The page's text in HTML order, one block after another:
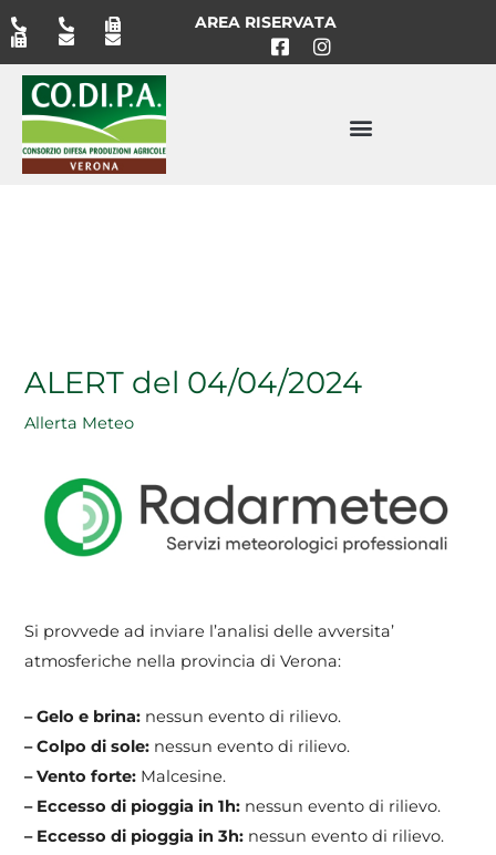
Vai
al
contenuto
AREA RISERVATA
ALERT del 04/04/2024
Allerta Meteo
Si provvede ad inviare l’analisi delle avversita’
atmosferiche nella provincia di Verona:
– Gelo e brina: nessun evento di rilievo.
– Colpo di sole: nessun evento di rilievo.
– Vento forte: Malcesine.
– Eccesso di pioggia in 1h: nessun evento di rilievo.
– Eccesso di pioggia in 3h: nessun evento di rilievo.